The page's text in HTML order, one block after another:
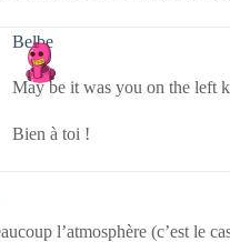
Belbe
May be it was you on the left
Bien à toi !
l’atmosphère (c’est le